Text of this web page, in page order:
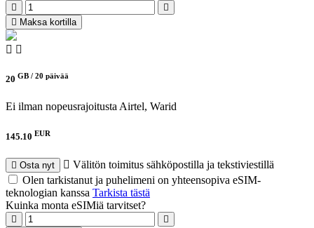
Maksa kortilla
20 GB / 20 päivää
Ei ilman nopeusrajoitustaAirtel, Warid
145.10 EUR
Osta nyt
Välitön toimitus sähköpostilla ja tekstiviestillä
Olen tarkistanut ja puhelimeni on yhteensopiva eSIM-
teknologian kanssa Tarkista tästä
Kuinka monta eSIMiä tarvitset?